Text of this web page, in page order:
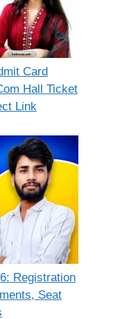
Card
Hall Ticket
Link
Registration
Seat